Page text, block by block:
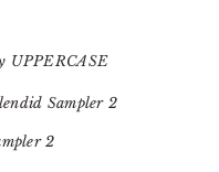
UPPERCASE
2